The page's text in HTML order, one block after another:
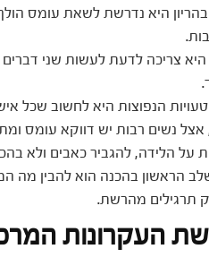
בהריון היא נדרשת לשאת עומס
היא צריכה לדעת לעשות שני
הנפוצות היא לחשוב שכל
אצל נשים רבות יש דווקא עומס
על הלידה, להגביר כאבים ולא
הראשון בהכנה הוא להבין מה
תרגילים מהרשת.
העקרונות